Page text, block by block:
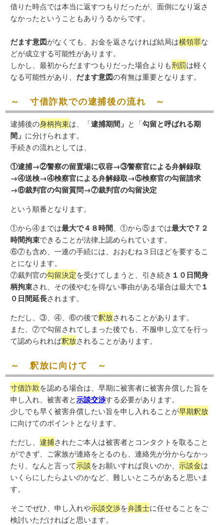
借りた時点では本当に返すつもりだったが、面倒になり返さ
なかったということもありうるからです。
だます意図がなくても、お金を返さなければ結局は横領罪な
どが成立する可能性があります。
しかし、最初からだますつもりだった場合よりも刑罰は軽く
なる可能性があり、 だます意図の有無は重要となります。
～ 寸借詐欺での逮捕後の流れ ～
逮捕後の身柄拘束は、「逮捕期間」 と「勾留と呼ばれる期
間」 に分けられます。
手続きの流れとしては、
①逮捕→②警察の留置場に収容→③警察官による弁解録取
→④送検→④検察官による弁解録取→⑤検察官の勾留請求
→⑥裁判官の勾留質問→⑦裁判官の勾留決定
という順番となります。
①から④までは最大で４８時間 、①から⑤までは最大で７２
時間拘束できることが法律上認められています。
⑥⑦も含め、一連の手続には、おおむね３日ほどを要するこ
とになります。
⑦裁判官の勾留決定を受けてしまうと、引き続き １０日間身
柄拘束され、その後やむを得ない事由がある場合は最大で１
０日間延長されます。
ただし、③、④、⑥の後で釈放されることがあります。
また、⑦で勾留されてしまった後でも、不服申し立てを行っ
て認められれば釈放されることがあります。
～ 釈放に向けて ～
寸借詐欺を認める場合は、早期に被害者に被害弁償した旨を
申し入れ、被害者と示談交渉する必要があります。
少しでも早く被害弁償したい旨を申し入れることが早期釈放
に向けてのポイントとなります。
ただし、逮捕されたご本人は被害者とコンタクトを取ること
ができず、ご家族が連絡をとるのも、連絡先が分からなかっ
たり、なんと言って示談をお願いすれば良いのか、 示談金は
いくらにしたらよいのかなど、難しいところがあると思いま
す。
そこでぜひ、申し入れや示談交渉を弁護士に任せることをご
検討いただければと思います。